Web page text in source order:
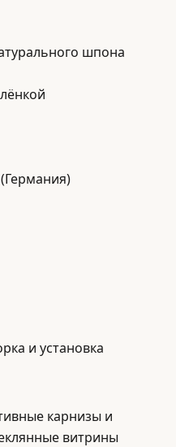
шпона
и установка
карнизы и
витрины